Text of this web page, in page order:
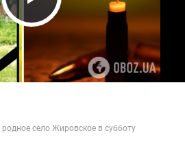
Play Video